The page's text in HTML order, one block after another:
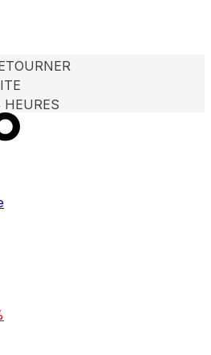
des cookies pour personnaliser le contenu
combiner ces informations avec
services.
sont cruciaux pour les
aux préférences permettent au site de
langue préférée ou la région dans laquelle